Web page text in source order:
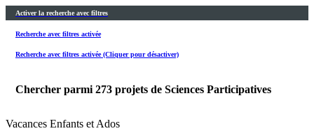
Activer la recherche avec filtres
Recherche avec filtres activée
Recherche avec filtres activée (Cliquer pour désactiver)
Chercher parmi 273 projets de Sciences Participatives
Vacances Enfants et Ados